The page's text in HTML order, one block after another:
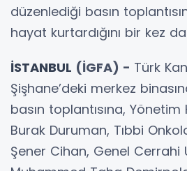
düzenlediği basın
hayat kurtardığını bir kez
İSTANBUL (İGFA) - Türk
Şişhane’deki merkez
basın toplantısına, Yönetim
Burak Duruman, Tıbbi
Şener Cihan, Genel Cerrahi